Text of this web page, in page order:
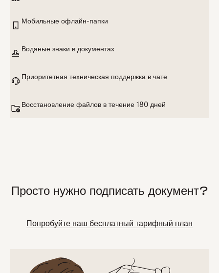
Мобильные офлайн-папки
Водяные знаки в документах
Приоритетная техническая поддержка в чате
Восстановление файлов в течение 180 дней
Просто нужно подписать документ?
Попробуйте наш бесплатный тарифный план